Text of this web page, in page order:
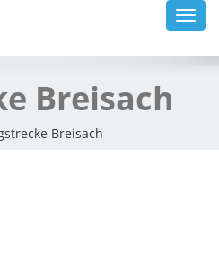
Breisach
Breisach